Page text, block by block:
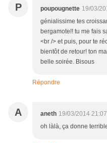
P poupougnette 19/03/
génialissime tes
bergamote!! tu me fais
<br /> et puis, pour te
bientôt de retour! ton
belle soirée. Bisous
Répondre
A aneth 19/03/2014 21:07
oh làlà, ça donne